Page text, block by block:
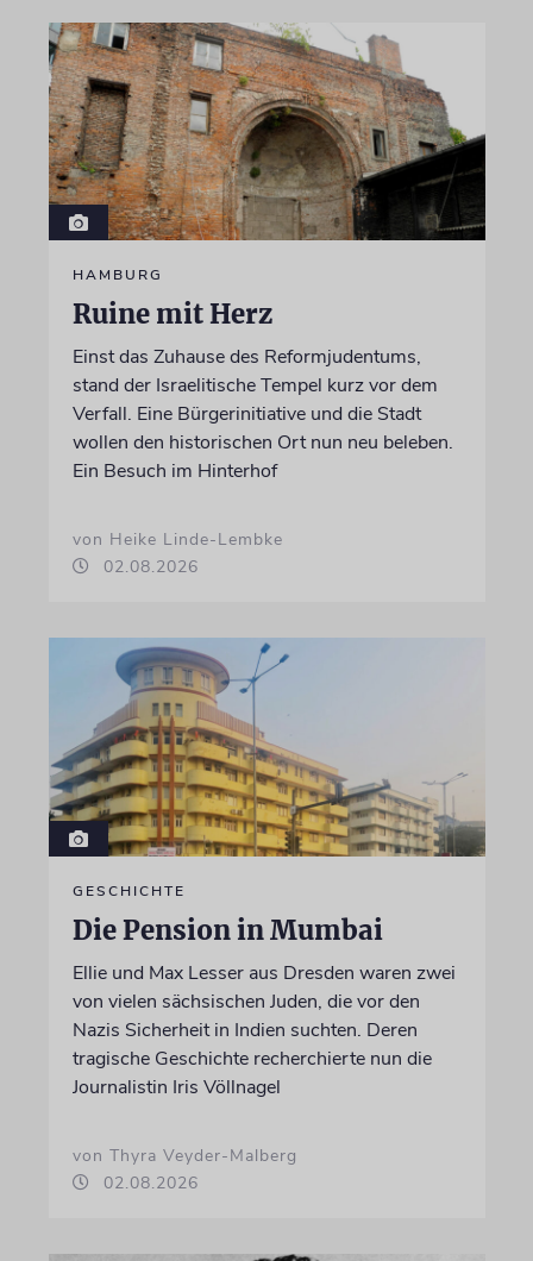
HAMBURG
Ruine mit Herz
Einst das Zuhause des Reformjudentums,
stand der Israelitische Tempel kurz vor dem
Verfall. Eine Bürgerinitiative und die Stadt
wollen den historischen Ort nun neu beleben.
Ein Besuch im Hinterhof
von Heike Linde-Lembke
02.08.2026
GESCHICHTE
Die Pension in Mumbai
Ellie und Max Lesser aus Dresden waren zwei
von vielen sächsischen Juden, die vor den
Nazis Sicherheit in Indien suchten. Deren
tragische Geschichte recherchierte nun die
Journalistin Iris Völlnagel
von Thyra Veyder-Malberg
02.08.2026